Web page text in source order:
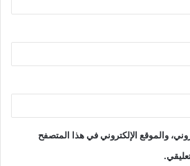
والموقع الإلكتروني في هذا المتصفح